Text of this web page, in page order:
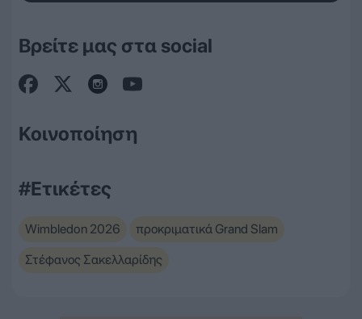
Βρείτε μας στα social
Κοινοποίηση
#Ετικέτες
Wimbledon 2026
προκριματικά Grand Slam
Στέφανος Σακελλαρίδης